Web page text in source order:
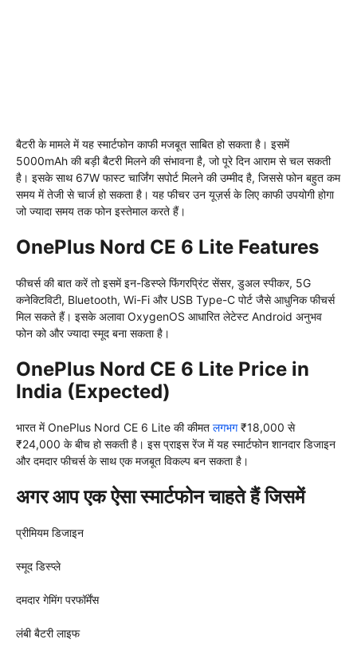
बैटरी के मामले में यह स्मार्टफोन काफी मजबूत साबित हो सकता है। इसमें
5000mAh की बड़ी बैटरी मिलने की संभावना है, जो पूरे दिन आराम से चल सकती
है। इसके साथ 67W फास्ट चार्जिंग सपोर्ट मिलने की उम्मीद है, जिससे फोन बहुत कम
समय में तेजी से चार्ज हो सकता है। यह फीचर उन यूज़र्स के लिए काफी उपयोगी होगा
जो ज्यादा समय तक फोन इस्तेमाल करते हैं।
OnePlus Nord CE 6 Lite Features
फीचर्स की बात करें तो इसमें इन-डिस्प्ले फिंगरप्रिंट सेंसर, डुअल स्पीकर, 5G
कनेक्टिविटी, Bluetooth, Wi-Fi और USB Type-C पोर्ट जैसे आधुनिक फीचर्स
मिल सकते हैं। इसके अलावा OxygenOS आधारित लेटेस्ट Android अनुभव
फोन को और ज्यादा स्मूद बना सकता है।
OnePlus Nord CE 6 Lite Price in
India (Expected)
भारत में OnePlus Nord CE 6 Lite की कीमत लगभग₹18,000 से
₹24,000 के बीच हो सकती है। इस प्राइस रेंज में यह स्मार्टफोन शानदार डिजाइन
और दमदार फीचर्स के साथ एक मजबूत विकल्प बन सकता है।
अगर आप एक ऐसा स्मार्टफोन चाहते हैं जिसमें
प्रीमियम डिजाइन
स्मूद डिस्प्ले
दमदार गेमिंग परफॉर्मेंस
लंबी बैटरी लाइफ